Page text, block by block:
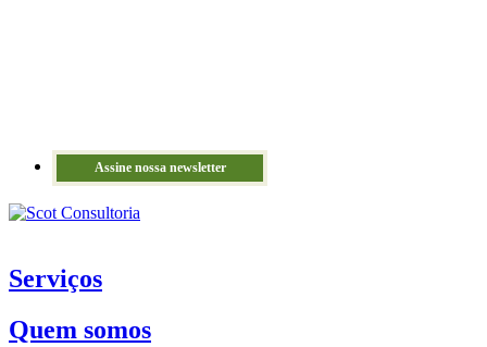
Assine nossa newsletter
Serviços
Quem somos